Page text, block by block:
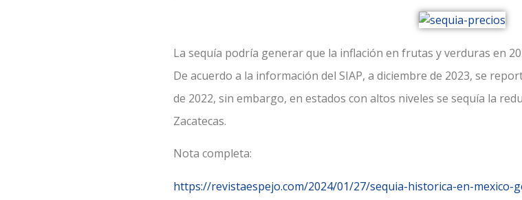
La sequía podría generar que la inflación en frutas y verduras en
De acuerdo a la información del SIAP, a diciembre de 2023, se
de 2022, sin embargo, en estados con altos niveles se sequía la
Zacatecas.
Nota completa:
https://revistaespejo.com/2024/01/27/sequia-historica-en-